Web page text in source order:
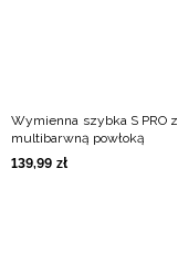
Wymienna szybka S PRO z
multibarwną powłoką
139,99 zł